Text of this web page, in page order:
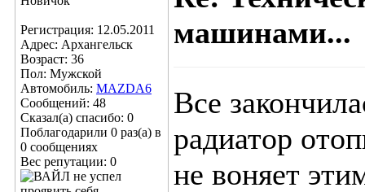
Регистрация: 12.05.2011
Адрес: Архангельск
Возраст: 36
Пол: Мужской
Автомобиль: MAZDA6
Сообщений: 48
Сказал(а) спасибо: 0
Поблагодарили 0 раз(а) в
0 сообщениях
Вес репутации: 0
машинами...
Все
радиатор
не воняет